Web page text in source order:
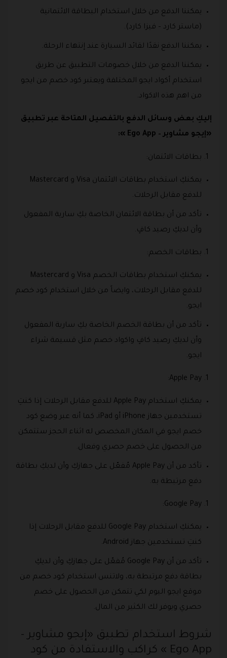
يمكننا الدفع من خلال استخدام البطاقة الائتمانية
(ماستر كارد – فيزا كارد).
يمكننا الدفع نقدًا لقائد السيارة عند إنتهاء الرحلة.
يمكننا الدفع من خلال خصومات التطبيق عن طريق
استخدام أكواد ايجو المختلفة ويعتبر كود خصم من ايجو
من اهم هذه الاكواد.
إليكِ بعض وسائل الدفع بالتفصيل المتاحة عبر تطبيق
«إيجو مشاوير – Ego App »:
بطاقات الائتمان:
يمكنكِ استخدام بطاقات الائتمان Visa و Mastercard
للدفع مقابل الرحلات.
تأكد من أن بطاقة الائتمان الخاصة بكِ سارية المفعول
وأن لديكِ رصيد كافٍ.
بطاقات الخصم:
يمكنكِ استخدام بطاقات الخصم Visa و Mastercard
للدفع مقابل الرحلات، وايضاً من خلال استخدام كود خصم
ايجو.
تأكد من أن بطاقة الخصم الخاصة بكِ سارية المفعول
وأن لديكِ رصيد كافٍ واكواد خصم مثل قسيمة شراء
ايجو.
Apple Pay:
يمكنكِ استخدام Apple Pay للدفع مقابل الرحلات إذا كنتِ
تستخدمين جهاز iPhone أو iPad، كما أنه عبر وضع كود
خصم ايجو في المكان المخصص له اثناء الحجز ستتمكن
من الحصول على خصم حصري وفعال.
تأكد من أن Apple Pay مُفعّل على جهازكِ وأن لديكِ بطاقة
دفع مرتبطة به.
Google Pay:
يمكنكِ استخدام Google Pay للدفع مقابل الرحلات إذا
كنتِ تستخدمين جهاز Android.
تأكد من أن Google Pay مُفعّل على جهازكِ وأن لديكِ
بطاقة دفع مرتبطة به، ولاتنس استخدام كود خصم من
موقع ايجو اليوم لكي تتمكن من الحصول على خصم
حصري ويوفر لك الكثير من المال.
شروط استخدام تطبيق «إيجو مشاوير -
Ego App » كراكب والاستفادة من كود